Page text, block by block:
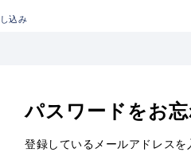
込み
パスワードをお
登録しているメールアドレス